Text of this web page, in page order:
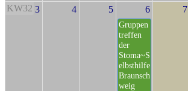
KW32 3 4 5 6
Gruppen
treffen
der
Stoma~S
elbsthilfe
Braunsch
weig
7